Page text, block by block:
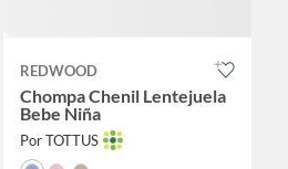
REDWOOD
Chompa Chenil Lentejuela
Bebe Niña
Por TOTTUS